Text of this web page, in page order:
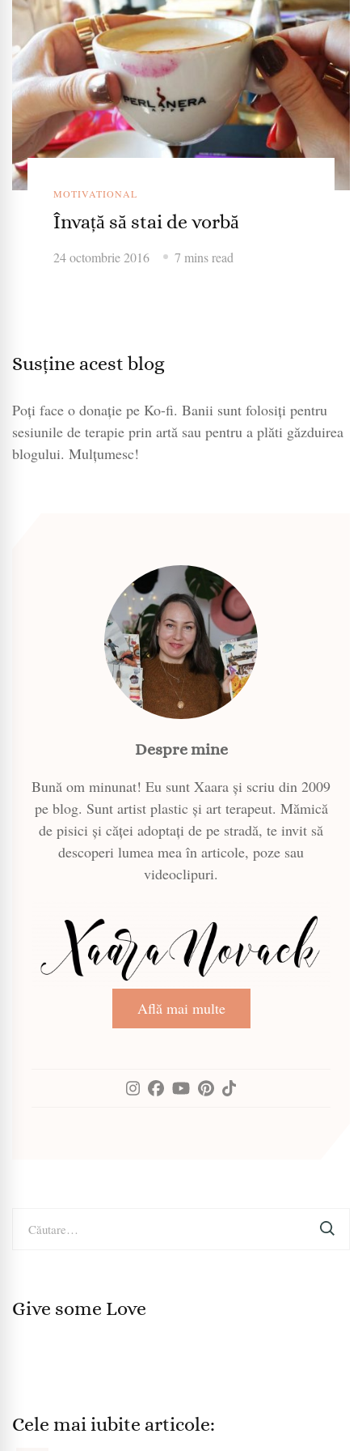
MOTIVATIONAL
Învață să stai de vorbă
24 octombrie 2016 7 mins read
Susține acest blog
Poți face o donație pe Ko-fi. Banii sunt folosiți pentru
sesiunile de terapie prin artă sau pentru a plăti găzduirea
blogului. Mulțumesc!
Despre mine
Bună om minunat! Eu sunt Xaara și scriu din 2009
pe blog. Sunt artist plastic și art terapeut. Mămică
de pisici și căței adoptați de pe stradă, te invit să
descoperi lumea mea în articole, poze sau
videoclipuri.
Află mai multe
după:
Give some Love
Cele mai iubite articole: